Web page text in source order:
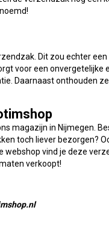
Dit zou echter
voor een onvergetelijke
Daarnaast onthouden
magazijn in Nijmegen.
toch liever bezorgen?
webshop vind je deze
verkoopt!